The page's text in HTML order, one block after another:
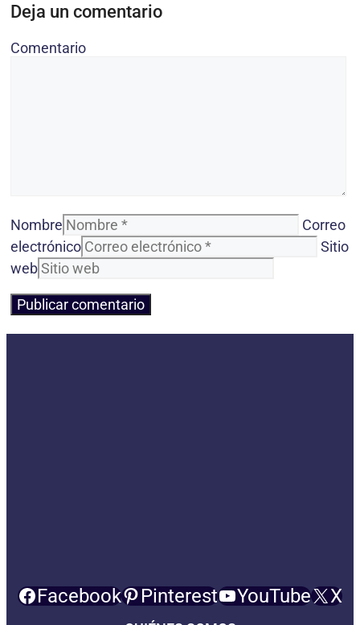
Deja un comentario
Comentario
Nombre
Correo
electrónico
Sitio
web
Facebook Pinterest YouTube X